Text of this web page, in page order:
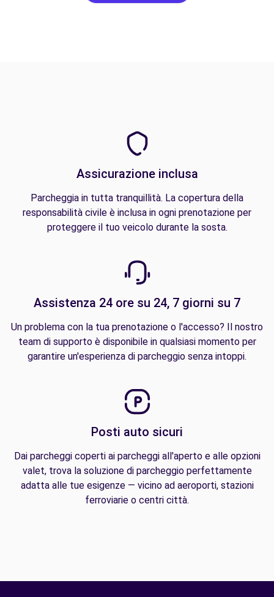
Assicurazione inclusa
Parcheggia in tutta tranquillità. La copertura della
responsabilità civile è inclusa in ogni prenotazione per
proteggere il tuo veicolo durante la sosta.
Assistenza 24 ore su 24, 7 giorni su 7
Un problema con la tua prenotazione o l'accesso? Il nostro
team di supporto è disponibile in qualsiasi momento per
garantire un'esperienza di parcheggio senza intoppi.
Posti auto sicuri
Dai parcheggi coperti ai parcheggi all'aperto e alle opzioni
valet, trova la soluzione di parcheggio perfettamente
adatta alle tue esigenze — vicino ad aeroporti, stazioni
ferroviarie o centri città.